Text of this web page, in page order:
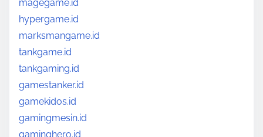
magegame.id
hypergame.id
marksmangame.id
tankgame.id
tankgaming.id
gamestanker.id
gamekidos.id
gamingmesin.id
gaminghero.id